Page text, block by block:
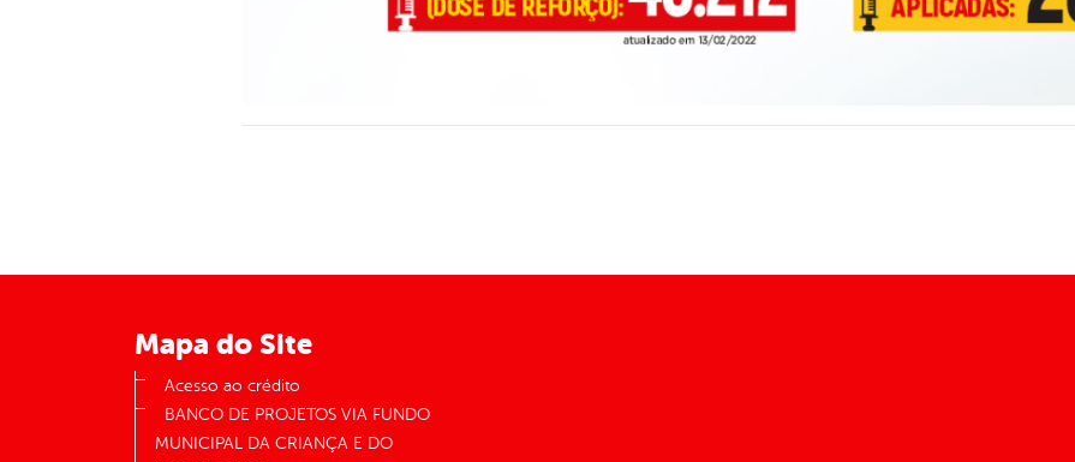
Mapa do Site
Acesso ao crédito
BANCO DE PROJETOS VIA FUNDO
MUNICIPAL DA CRIANÇA E DO